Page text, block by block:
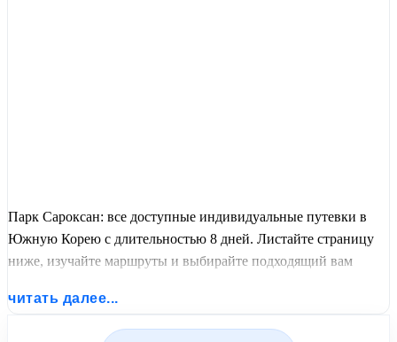
Парк Сароксан: все доступные индивидуальные путевки в
Южную Корею с длительностью 8 дней. Листайте страницу
ниже, изучайте маршруты и выбирайте подходящий вам
United Travel Systems.
читать далее...